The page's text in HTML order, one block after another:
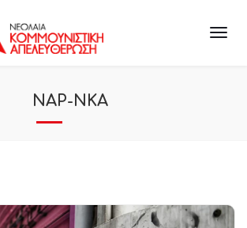
ΝΑΡ-ΝΚΑ